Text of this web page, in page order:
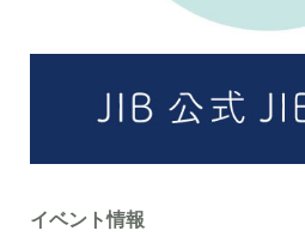
イベント情報